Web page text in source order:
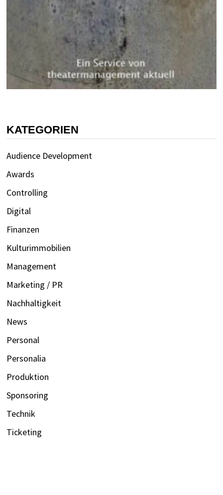
KATEGORIEN
Audience Development
Awards
Controlling
Digital
Finanzen
Kulturimmobilien
Management
Marketing / PR
Nachhaltigkeit
News
Personal
Personalia
Produktion
Sponsoring
Technik
Ticketing